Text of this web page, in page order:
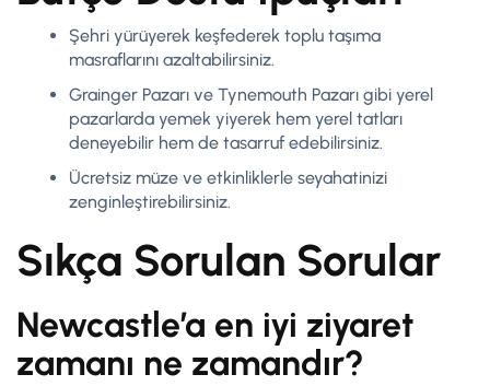
Şehri yürüyerek keşfederek toplu taşıma
masraflarını azaltabilirsiniz.
Grainger Pazarı ve Tynemouth Pazarı gibi yerel
pazarlarda yemek yiyerek hem yerel tatları
deneyebilir hem de tasarruf edebilirsiniz.
Ücretsiz müze ve etkinliklerle seyahatinizi
zenginleştirebilirsiniz.
Sıkça Sorulan Sorular
Newcastle’a en iyi ziyaret
zamanı ne zamandır?